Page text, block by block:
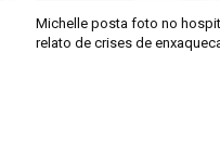
Michelle posta foto no
relato de crises de